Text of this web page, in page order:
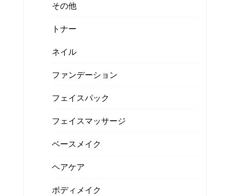
その他
トナー
ネイル
ファンデーション
フェイスパック
フェイスマッサージ
ベースメイク
ヘアケア
ボディメイク